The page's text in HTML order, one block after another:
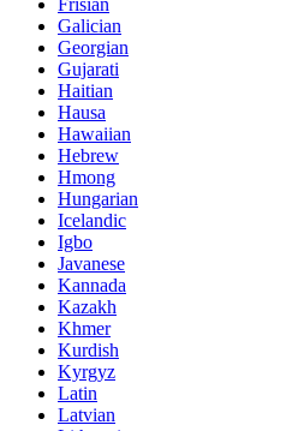
Frisian
Galician
Georgian
Gujarati
Haitian
Hausa
Hawaiian
Hebrew
Hmong
Hungarian
Icelandic
Igbo
Javanese
Kannada
Kazakh
Khmer
Kurdish
Kyrgyz
Latin
Latvian